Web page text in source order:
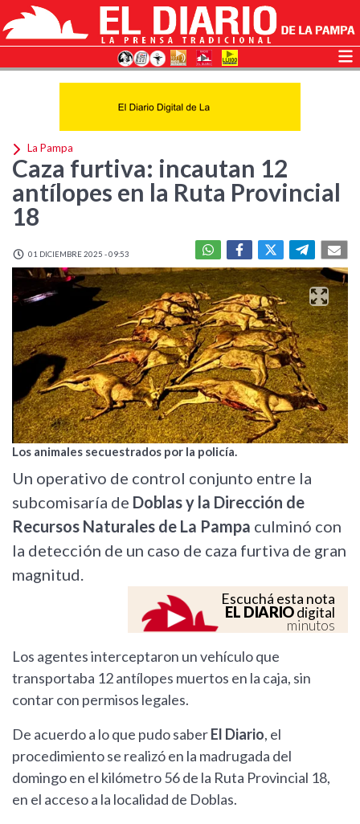
La Pampa
Caza furtiva: incautan 12
antílopes en la Ruta Provincial
18
01 DICIEMBRE 2025 - 09:53
Los animales secuestrados por la policía.
Un operativo de control conjunto entre la
subcomisaría de Doblas y la Dirección de
Recursos Naturales de La Pampa culminó con
la detección de un caso de caza furtiva de gran
magnitud.
Escuchá esta nota
EL DIARIOdigital
minutos
Los agentes interceptaron un vehículo que
transportaba 12 antílopes muertos en la caja, sin
contar con permisos legales.
De acuerdo a lo que pudo saberEl Diario, el
procedimiento se realizó en la madrugada del
domingo en el kilómetro 56 de la Ruta Provincial 18,
en el acceso a la localidad de Doblas.